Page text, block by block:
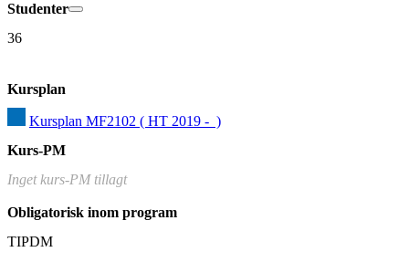
Studenter
36
Kursplan
Kursplan MF2102 ( HT 2019 -  )
Kurs-PM
Inget kurs-PM tillagt
Obligatorisk inom program
TIPDM